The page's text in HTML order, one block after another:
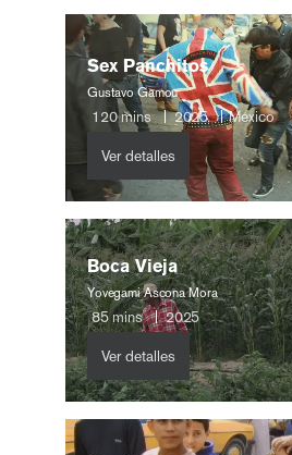
Sex Panchitos
Gustavo Gamou
120mins 2025 México
Ver detalles
Boca Vieja
Yovegami Ascona Mora
85mins 2025
Ver detalles